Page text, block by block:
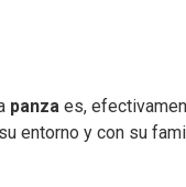
panza es,
entorno y con su